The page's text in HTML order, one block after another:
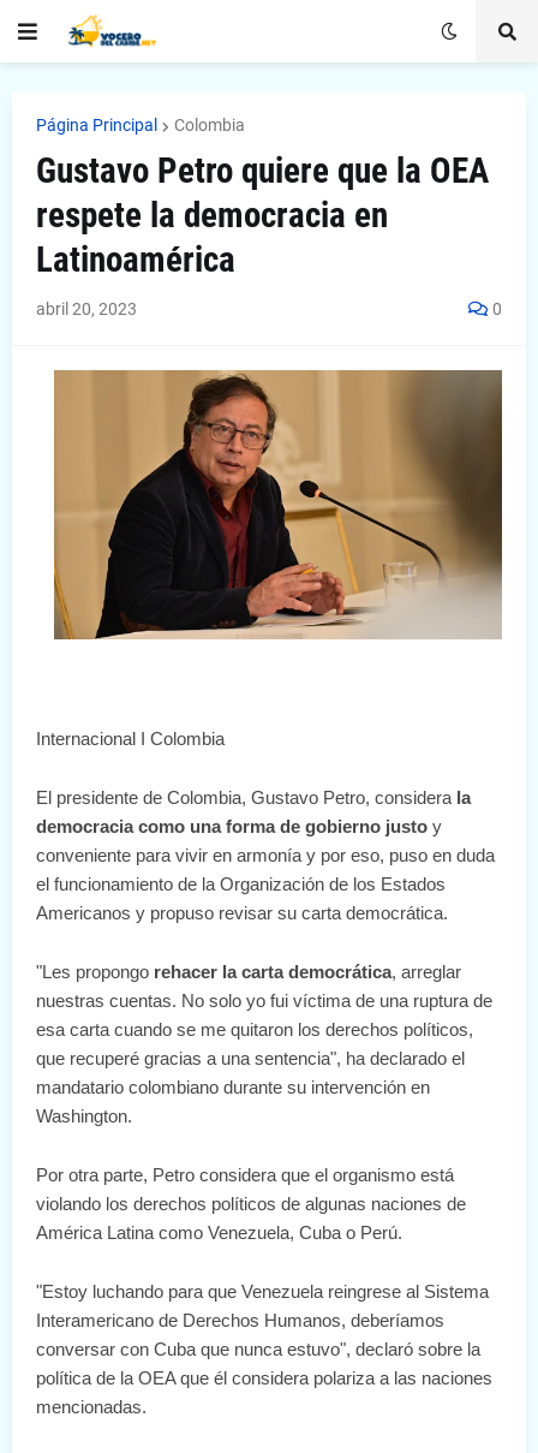
Página Principal Colombia
Gustavo Petro quiere que la OEA
respete la democracia en
Latinoamérica
abril 20, 2023 0
Internacional I Colombia
El presidente de Colombia, Gustavo Petro, considera la
democracia como una forma de gobierno justo y
conveniente para vivir en armonía y por eso, puso en duda
el funcionamiento de la Organización de los Estados
Americanos y propuso revisar su carta democrática.
"Les propongo rehacer la carta democrática, arreglar
nuestras cuentas. No solo yo fui víctima de una ruptura de
esa carta cuando se me quitaron los derechos políticos,
que recuperé gracias a una sentencia", ha declarado el
mandatario colombiano durante su intervención en
Washington.
Por otra parte, Petro considera que el organismo está
violando los derechos políticos de algunas naciones de
América Latina como Venezuela, Cuba o Perú.
"Estoy luchando para que Venezuela reingrese al Sistema
Interamericano de Derechos Humanos, deberíamos
conversar con Cuba que nunca estuvo", declaró sobre la
política de la OEA que él considera polariza a las naciones
mencionadas.